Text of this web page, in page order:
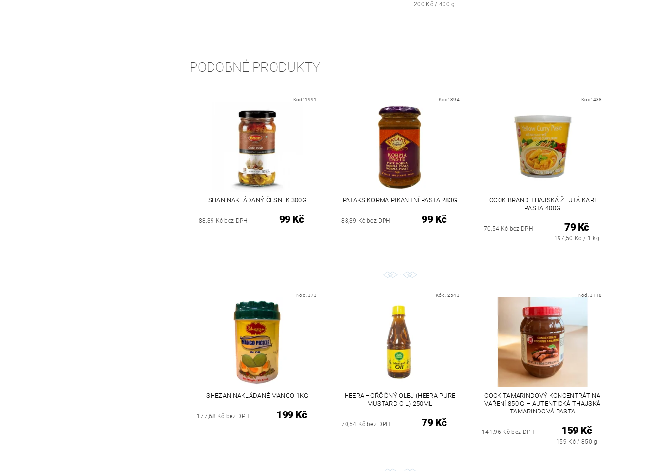
200 Kč / 400 g
PODOBNÉ PRODUKTY
Kód: 1991
SHAN NAKLÁDANÝ ČESNEK 300G
88,39 Kč bez DPH 99 Kč
Kód:394
PATAKS KORMA PIKANTNÍ PASTA 283G
88,39 Kč bez DPH 99 Kč
Kód: 488
COCK BRAND THAJSKÁ ŽLUTÁ KARI
PASTA 400G
70,54 Kč bez DPH 79 Kč
197,50 Kč / 1 kg
Kód: 373
SHEZAN NAKLÁDANÉ MANGO 1KG
177,68 Kč bez DPH 199 Kč
Kód: 2543
HEERA HOŘČIČNÝ OLEJ (HEERA PURE
MUSTARD OIL) 250ML
70,54 Kč bez DPH 79 Kč
Kód:3118
COCK TAMARINDOVÝ KONCENTRÁT NA
VAŘENÍ 850 G – AUTENTICKÁ THAJSKÁ
TAMARINDOVÁ PASTA
141,96 Kč bez DPH 159 Kč
159 Kč / 850 g